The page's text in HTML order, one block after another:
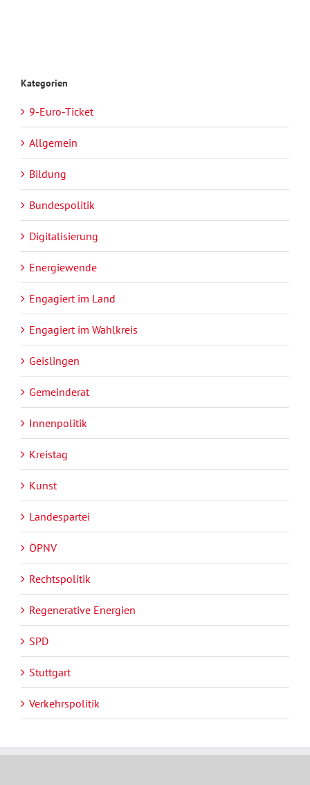
Kategorien
9-Euro-Ticket
Allgemein
Bildung
Bundespolitik
Digitalisierung
Energiewende
Engagiert im Land
Engagiert im Wahlkreis
Geislingen
Gemeinderat
Innenpolitik
Kreistag
Kunst
Landespartei
ÖPNV
Rechtspolitik
Regenerative Energien
SPD
Stuttgart
Verkehrspolitik